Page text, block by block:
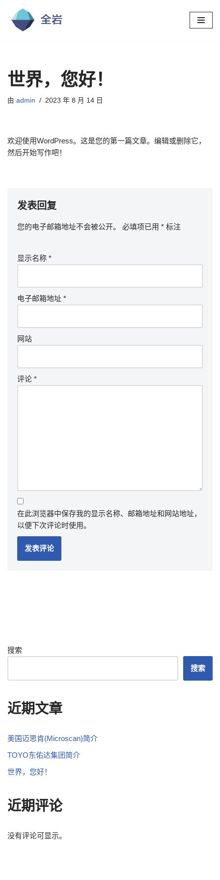
跳
世界，您好！
由 admin 2023 年 8 月 14 日
欢迎使用WordPress。这是您的第一篇文章。编辑或删除它，
然后开始写作吧！
发表回复
您的电子邮箱地址不会被公开。 必填项已用 * 标注
显示名称 *
电子邮箱地址 *
网站
评论 *
在此浏览器中保存我的显示名称、邮箱地址和网站地址，
以便下次评论时使用。
搜索
搜索
近期文章
美国迈思肯(Microscan)简介
TOYO东佑达集团简介
世界，您好！
近期评论
没有评论可显示。